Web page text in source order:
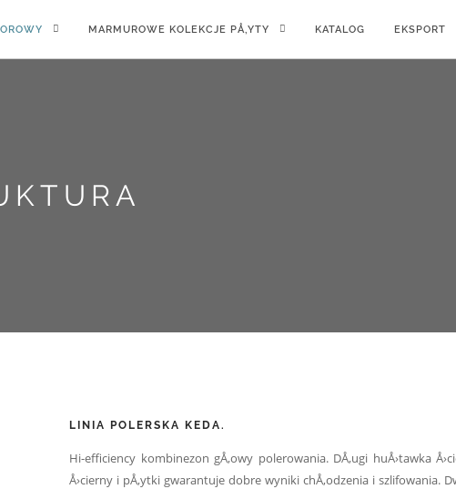
MARMUROWE KOLEKCJE PÅ‚YTY KATALOG EKSPORT
LINIA POLERSKA KEDA.
Hi-efficiency kombinezon gÅ‚owy polerowania. DÅ‚ugi huÅ›tawka
Å›cierny i pÅ‚ytki gwarantuje dobre wyniki chÅ‚odzenia i szlifowania.